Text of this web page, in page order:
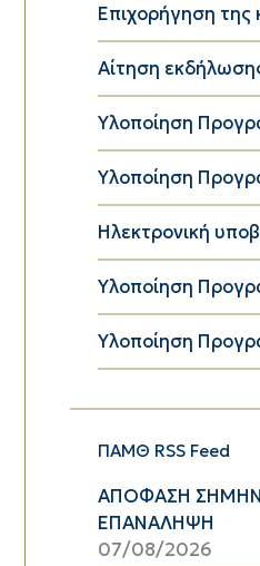
Επιχορήγηση
Αίτηση
Υλοποίηση
Υλοποίηση
Ηλεκτρονική
Υλοποίηση
Υλοποίηση
ΠΑΜΘ RSS Feed
ΑΠΟΦΑΣΗ
ΕΠΑΝΑΛΗΨΗ
07/08/2026